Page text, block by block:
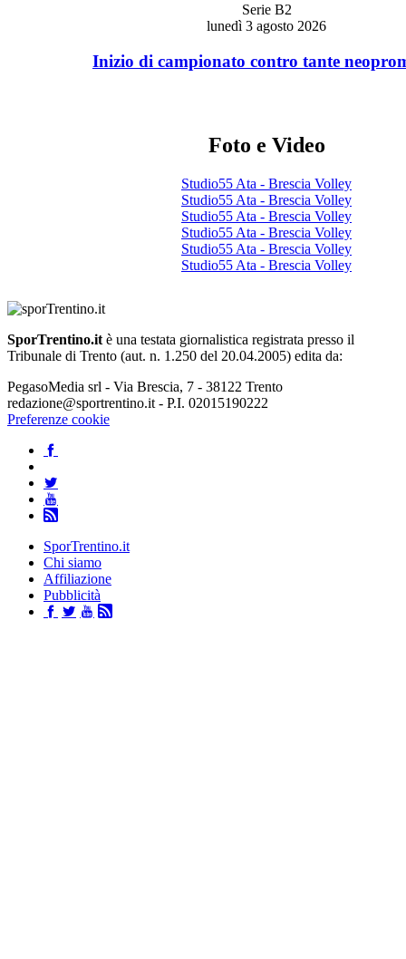
Serie B2
lunedì 3 agosto 2026
Inizio di campionato contro tante
Foto e Video
Studio55 Ata - Brescia Volley
Studio55 Ata - Brescia Volley
Studio55 Ata - Brescia Volley
Studio55 Ata - Brescia Volley
Studio55 Ata - Brescia Volley
Studio55 Ata - Brescia Volley
SporTrentino.it è una testata giornalistica registrata presso il
Tribunale di Trento (aut. n. 1.250 del 20.04.2005) edita da:
PegasoMedia srl - Via Brescia, 7 - 38122 Trento
redazione@sportrentino.it - P.I. 02015190222
Preferenze cookie
SporTrentino.it
Chi siamo
Affiliazione
Pubblicità